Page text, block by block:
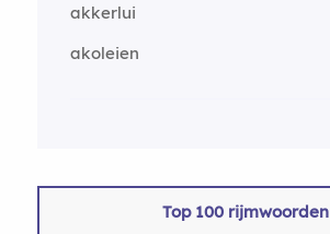
akkerlui
akoleien
Top 100 rijmwoorden